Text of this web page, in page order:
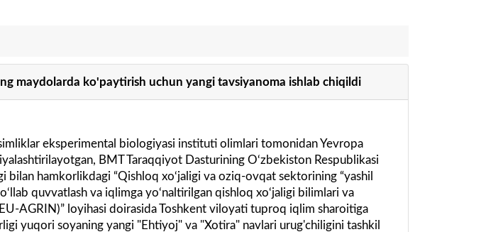
maydolarda ko'paytirish uchun yangi tavsiyanoma ishlab chiqildi
eksperimental biologiyasi instituti olimlari tomonidan Yevropa
BMT Taraqqiyot Dasturining O‘zbekiston Respublikasi
bilan hamkorlikdagi “Qishloq xo‘jaligi va oziq-ovqat sektorining “yashil
quvvatlash va iqlimga yo‘naltirilgan qishloq xo‘jaligi bilimlari va
AGRIN)” loyihasi doirasida Toshkent viloyati tuproq iqlim sharoitiga
yuqori soyaning yangi "Ehtiyoj" va "Xotira" navlari urug'chiligini tashkil